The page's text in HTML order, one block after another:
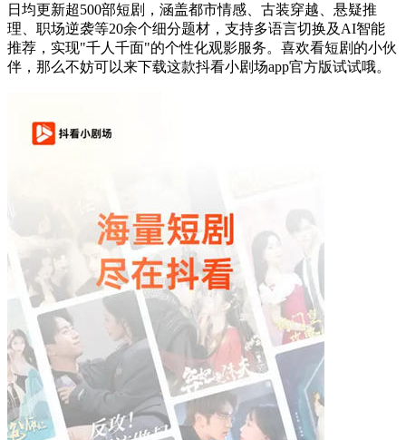
日均更新超500部短剧，涵盖都市情感、古装穿越、悬疑推
理、职场逆袭等20余个细分题材，支持多语言切换及AI智能
推荐，实现"千人千面"的个性化观影服务。喜欢看短剧的小伙
伴，那么不妨可以来下载这款抖看小剧场app官方版试试哦。